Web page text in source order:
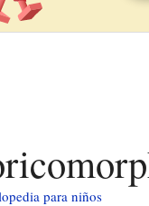
para niños